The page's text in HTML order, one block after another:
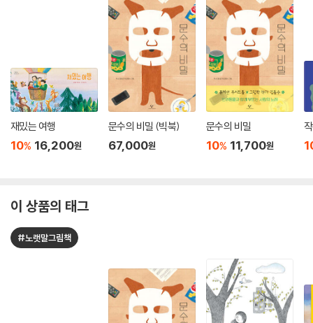
재밌는 여행
10% 16,200원
문수의 비밀 (빅북)
67,000원
문수의 비밀
10% 11,700원
이 상품의 태그
#노랫말그림책